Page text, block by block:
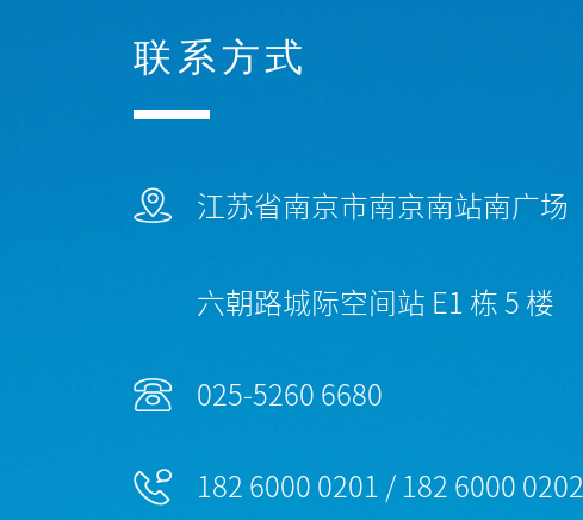
联系方式
江苏省南京市南京南站南广场
六朝路城际空间站 E1 栋 5 楼
025-5260 6680
182 6000 0201 / 182 6000 0202